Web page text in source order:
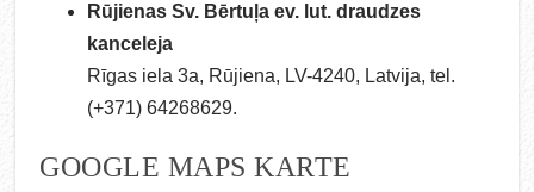
Rūjienas Sv. Bērtuļa ev. lut. draudzes
kanceleja
Rīgas iela 3a, Rūjiena, LV-4240, Latvija, tel.
(+371) 64268629.
GOOGLE MAPS KARTE